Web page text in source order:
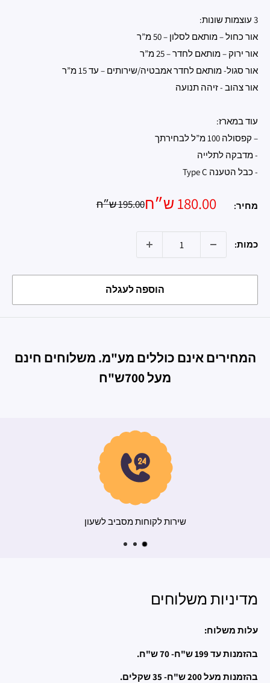
3 עוצמות שונות:
אור כחול – מותאם לסלון – 50 מ”ר
אור ירוק – מותאם לחדר – 25 מ”ר
אור סגול- מותאם לחדר אמבטיה/שירותים – עד 15 מ”ר
אור צהוב - זיהה תנועה
עוד במארז:
– קפסולה 100 מ”ל לבחירתך
- מדבקה לתלייה
- כבל הטענה Type C
מחיר: מחיר
180.00 ש״ח מחיר
195.00 ש״ח
כמות:
הוספה לעגלה
המחירים אינם כוללים מע"מ. משלוחים חינם
מעל 700ש"ח
משלוח מהיר
מדיניות משלוחים
עלות משלוח:
בהזמנות עד 199 ש"ח- 70 ש"ח.
בהזמנות מעל 200 ש"ח- 35 שקלים.